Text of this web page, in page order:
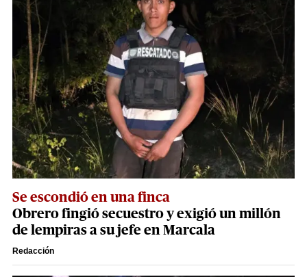
Se escondió en una finca
Obrero fingió secuestro y exigió un millón
de lempiras a su jefe en Marcala
Redacción